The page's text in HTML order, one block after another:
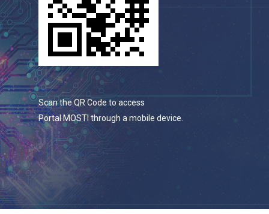
Scan the QR Code to access
Portal MOSTI through a mobile device.